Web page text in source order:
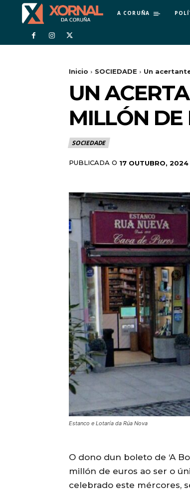
A CORUÑA
Inicio SOCIEDADE Un
UN
MILLÓN DE
SOCIEDADE
PUBLICADA O 17 OUTUBRO, 2024
Estanco e Lotaría da Rúa Nova
O dono dun boleto de ‘A
millón de euros ao ser o
celebrado este mércores,